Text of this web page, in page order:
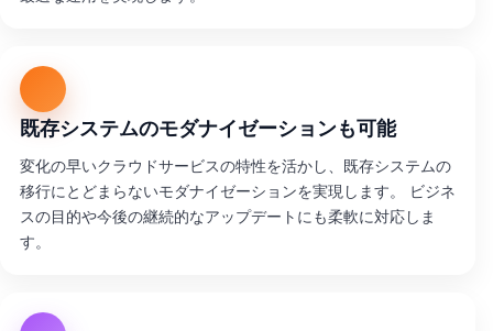
既存システムのモダナイゼーションも可能
変化の早いクラウドサービスの特性を活かし、既存システムの
移行にとどまらないモダナイゼーションを実現します。 ビジネ
スの目的や今後の継続的なアップデートにも柔軟に対応しま
す。